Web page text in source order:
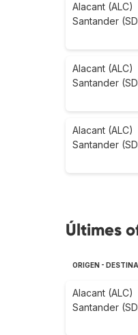
Alacant (ALC)
Santander
Alacant (ALC)
Santander
Alacant (ALC)
Santander
Últimes
ORIGEN -
Alacant (ALC)
Santander